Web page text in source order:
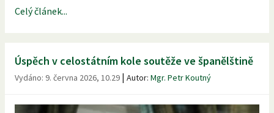
Celý článek...
Úspěch v celostátním kole soutěže ve španělštině
Vydáno: 9. června 2026, 10.29 | Autor: Mgr. Petr Koutný